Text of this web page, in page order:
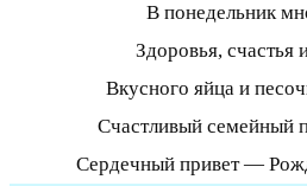
В понедельник
Здоровья, счастья
Вкусного яйца и
Счастливый семейный
Сердечный привет —